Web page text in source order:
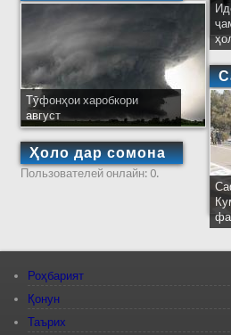
Тӯфонҳои харобкори
август
Ҳоло дар сомона
Пользователей онлайн: 0.
Роҳбарият
Қонун
Таърих